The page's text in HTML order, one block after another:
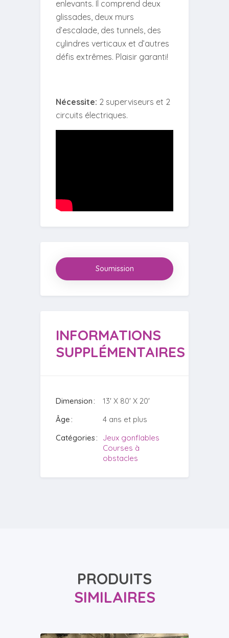
enlevants. Il comprend deux
glissades, deux murs
d’escalade, des tunnels, des
cylindres verticaux et d’autres
défis extrêmes. Plaisir garanti!
Nécessite: 2 superviseurs et 2
circuits électriques.
Soumission
INFORMATIONS
SUPPLÉMENTAIRES
Dimension
13' X 80' X 20'
Âge
4 ans et plus
Catégories
Jeux gonflables
Courses à
obstacles
PRODUITS
SIMILAIRES